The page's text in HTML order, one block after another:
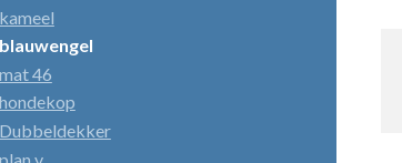
kameel
blauwengel
mat 46
hondekop
Dubbeldekker
plan v